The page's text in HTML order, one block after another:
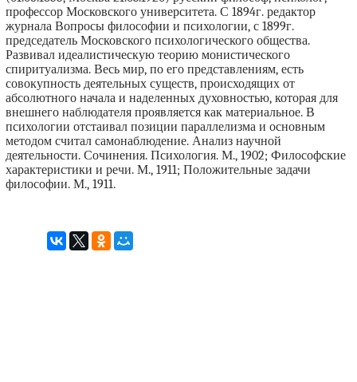
профессор Московского университета. С 1894г. редактор
журнала Вопросы философии и психологии, с 1899г.
председатель Московского психологического общества.
Развивал идеалистическую теорию монистического
спиритуализма. Весь мир, по его представлениям, есть
совокупность деятельных существ, происходящих от
абсолютного начала и наделенных духовностью, которая для
внешнего наблюдателя проявляется как материальное. В
психологии отстаивал позиции параллелизма и основным
методом считал самонаблюдение. Анализ научной
деятельности. Сочинения. Психология. М., 1902; Философские
характеристики и речи. М., 1911; Положительные задачи
философии. М., 1911.